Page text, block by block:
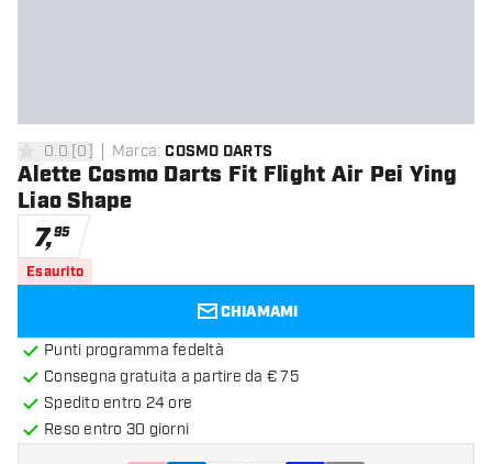
0 stelle di valutazione
0.0 [0] Marca: COSMO DARTS
Alette Cosmo Darts Fit Flight Air Pei Ying
Liao Shape
7,95
Esaurito
CHIAMAMI
Punti programma fedeltà
Consegna gratuita a partire da € 75
Spedito entro 24 ore
Reso entro 30 giorni